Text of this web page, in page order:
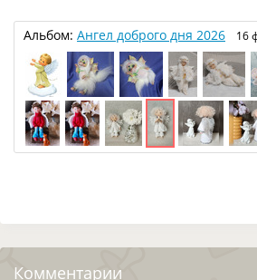
Альбом: Ангел доброго дня 2026 16
Комментарии